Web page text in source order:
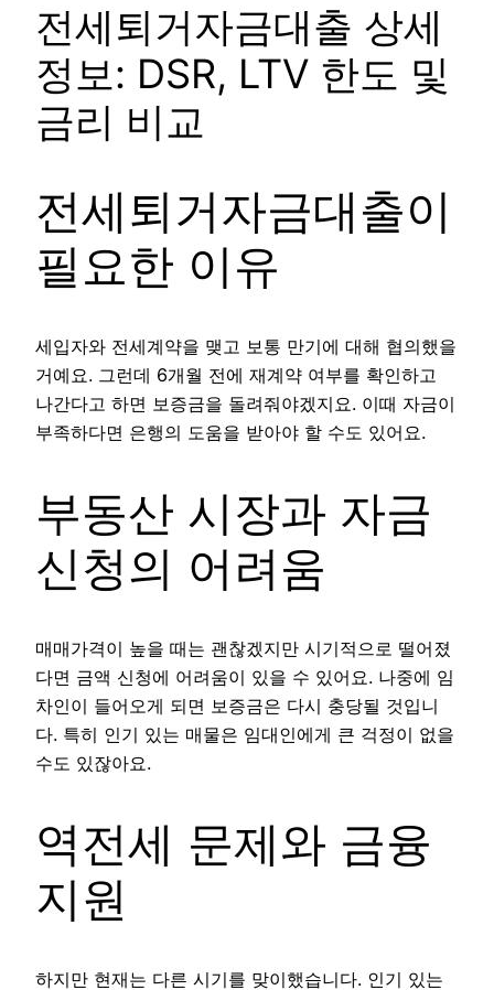
전세퇴거자금대출 상세
정보: DSR, LTV 한도 및
금리 비교
전세퇴거자금대출이
필요한 이유
세입자와 전세계약을 맺고 보통 만기에 대해 협의했을
거예요. 그런데 6개월 전에 재계약 여부를 확인하고
나간다고 하면 보증금을 돌려줘야겠지요. 이때 자금이
부족하다면 은행의 도움을 받아야 할 수도 있어요.
부동산 시장과 자금
신청의 어려움
매매가격이 높을 때는 괜찮겠지만 시기적으로 떨어졌
다면 금액 신청에 어려움이 있을 수 있어요. 나중에 임
차인이 들어오게 되면 보증금은 다시 충당될 것입니
다. 특히 인기 있는 매물은 임대인에게 큰 걱정이 없을
수도 있잖아요.
역전세 문제와 금융
지원
하지만 현재는 다른 시기를 맞이했습니다. 인기 있는